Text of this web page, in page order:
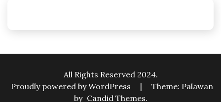
All Rights Reserved 2024.
Proudly powered by WordPress
|
Theme: Palawan
by Candid Themes.